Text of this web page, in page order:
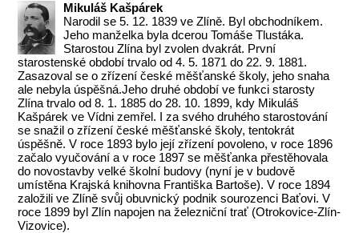
Mikuláš Kašpárek
Narodil se 5. 12. 1839 ve Zlíně. Byl obchodníkem.
Jeho manželka byla dcerou Tomáše Tlustáka.
Starostou Zlína byl zvolen dvakrát. První
starostenské období trvalo od 4. 5. 1871 do 22. 9. 1881.
Zasazoval se o zřízení české měšťanské školy, jeho snaha
ale nebyla úspěšná.Jeho druhé období ve funkci starosty
Zlína trvalo od 8. 1. 1885 do 28. 10. 1899, kdy Mikuláš
Kašpárek ve Vídni zemřel. I za svého druhého starostování
se snažil o zřízení české měšťanské školy, tentokrát
úspěšně. V roce 1893 bylo její zřízení povoleno, v roce 1896
začalo vyučování a v roce 1897 se měšťanka přestěhovala
do novostavby velké školní budovy (nyní je v budově
umístěna Krajská knihovna Františka Bartoše). V roce 1894
založili ve Zlíně svůj obuvnický podnik sourozenci Baťovi. V
roce 1899 byl Zlín napojen na železniční trať (Otrokovice-Zlín-
Vizovice).